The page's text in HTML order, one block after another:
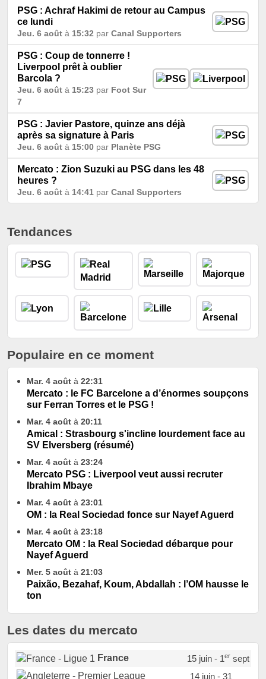
PSG : Achraf Hakimi de retour au Campus
ce lundi
Jeu. 6 août à 15:32 par Canal Supporters
PSG : Coup de tonnerre !
Liverpool prêt à oublier
Barcola ?
Jeu. 6 août à 15:23 par Foot Sur
7
PSG : Javier Pastore, quinze ans déjà
après sa signature à Paris
Jeu. 6 août à 15:00 par Planète PSG
Mercato : Zion Suzuki au PSG dans les 48
heures ?
Jeu. 6 août à 14:41 par Canal Supporters
Tendances
Populaire en ce moment
Mar. 4 août à 22:31
Mercato : le FC Barcelone a d’énormes soupçons
sur Ferran Torres et le PSG !
Mar. 4 août à 20:11
Amical : Strasbourg s'incline lourdement face au
SV Elversberg (résumé)
Mar. 4 août à 23:24
Mercato PSG : Liverpool veut aussi recruter
Ibrahim Mbaye
Mar. 4 août à 23:01
OM : la Real Sociedad fonce sur Nayef Aguerd
Mar. 4 août à 23:18
Mercato OM : la Real Sociedad débarque pour
Nayef Aguerd
Mer. 5 août à 21:03
Paixão, Bezahaf, Koum, Abdallah : l’OM hausse le
ton
Les dates du mercato
France 15 juin - 1ersept
14 juin - 31